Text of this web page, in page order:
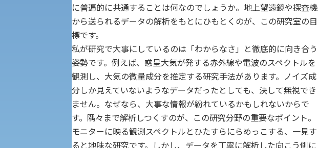
外国人留学生の入学
KSU-EAP（正課外活動プログラム）
の方へ 学外機関向け
に普遍的に共通することは何なのでしょうか。地上望遠鏡や探査機
から送られるデータの解析をもとにひもとくのが、この研究室の目
標です。
私が研究で大事にしているのは「わからなさ」と徹底的に向き合う
姿勢です。例えば、惑星大気が発する赤外線や電波のスペクトルを
観測し、大気の微量成分を推定する研究手法があります。ノイズ成
分しか見えていないようなデータだったとしても、決して無視でき
ません。なぜなら、大事な情報が紛れているかもしれないからで
す。隅々まで解析しつくすのが、この研究分野の重要なポイント。
モニターに映る観測スペクトルとひたすらにらめっこする、一見す
ると地味な研究です。しかし、データを丁寧に解析した向こう側に